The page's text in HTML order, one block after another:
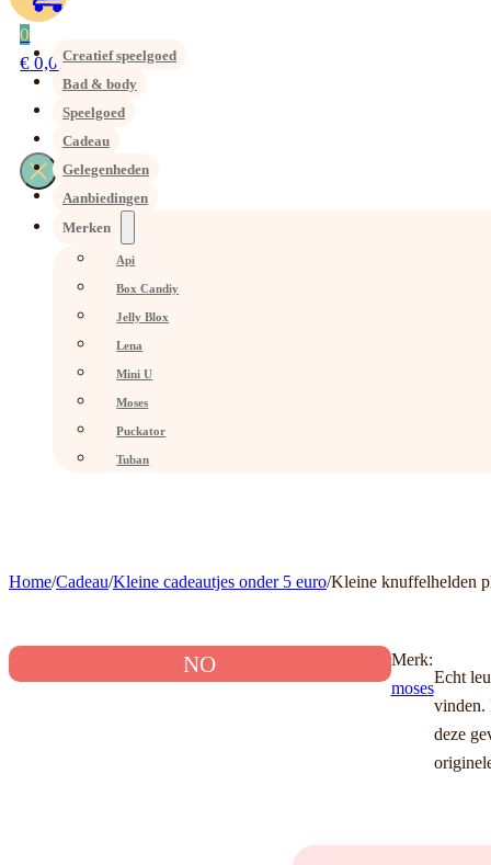
0
€ 0,00Creatief speelgoed
Bad & body
Speelgoed
Cadeau
Gelegenheden
Aanbiedingen
Merken
Api
Box Candiy
Jelly Blox
Lena
Mini U
Moses
Puckator
Tuban
Home/Cadeau/Kleine cadeautjes onder 5 euro/Kleine knuffelhelden
NO
Merk:
moses
Echt
vinden.
deze